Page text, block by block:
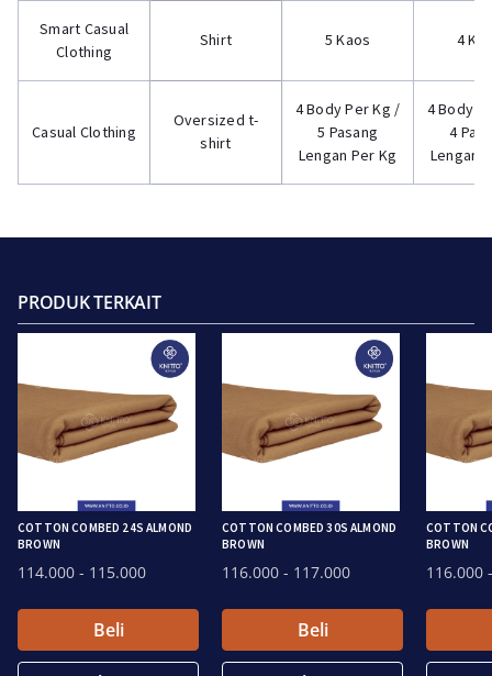
Smart Casual
Clothing
Shirt 5 Kaos 4
Casual Clothing
Oversized t-
shirt
4 Body Per Kg /
5 Pasang
Lengan Per Kg
4 Body
4
Lengan
PRODUK TERKAIT
COTTON COMBED 24S ALMOND
BROWN
114.000 - 115.000
Beli
COTTON COMBED 30S ALMOND
BROWN
116.000 - 117.000
Beli
COTTON
BROWN
116.000